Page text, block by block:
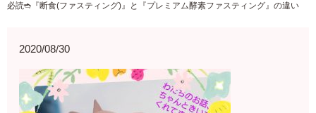
必読➬『断食(ファスティング)』と『プレミアム酵素ファスティング』の違い
2020/08/30